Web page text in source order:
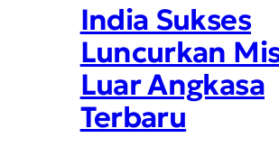
India Sukses
Luncurkan
Luar Angkasa
Terbaru